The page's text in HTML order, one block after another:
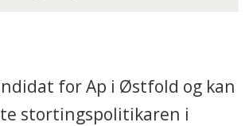
for Ap i Østfold og kan
stortingspolitikaren i